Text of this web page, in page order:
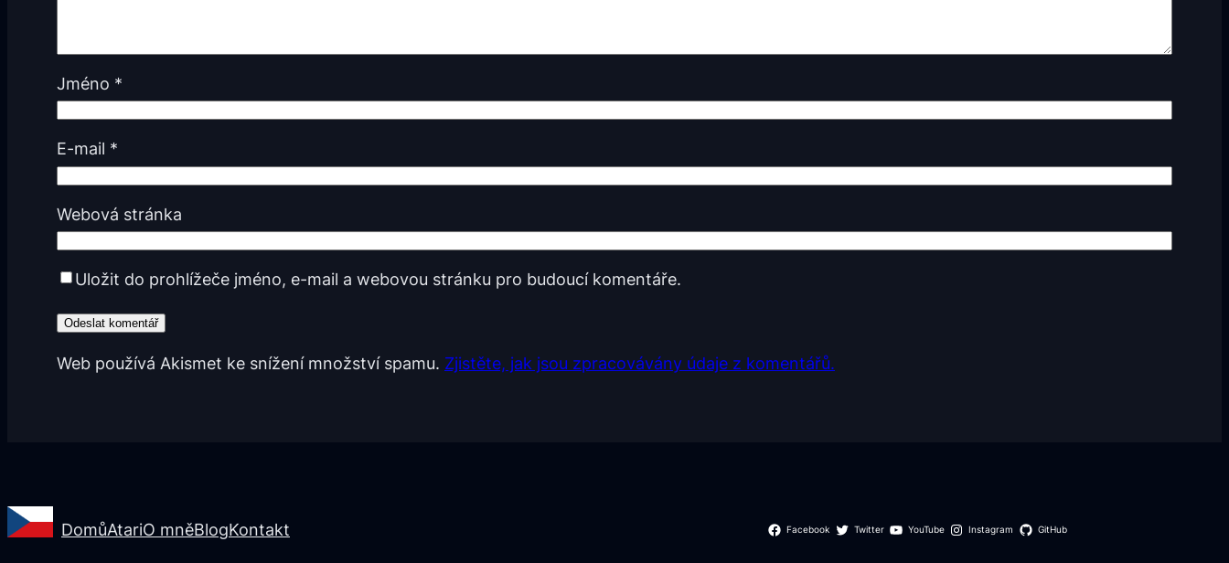
Jméno *
E-mail *
Webová stránka
Uložit do prohlížeče jméno, e-mail a webovou stránku pro budoucí komentáře.
Web používá Akismet ke snížení množství spamu. Zjistěte, jak jsou zpracovávány údaje z komentářů.
DomůAtariO mněBlogKontakt Facebook Twitter YouTube Instagram GitHub